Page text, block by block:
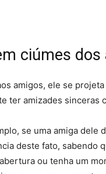
ciúmes
amigos, ele se
ter amizades sinceras
se uma amiga dele
deste fato, sabendo
ou tenha um